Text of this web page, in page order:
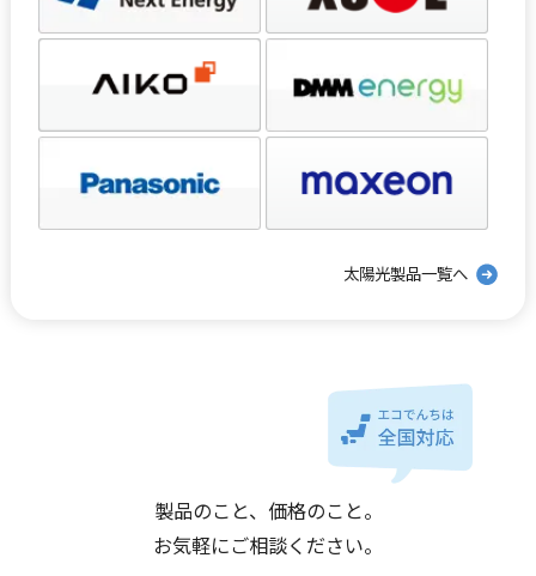
太陽光製品一覧へ
製品のこと、価格のこと。
お気軽にご相談ください。